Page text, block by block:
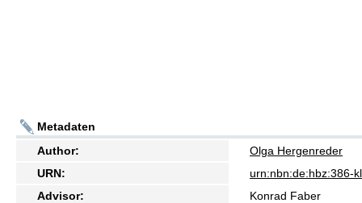
Metadaten
Author:
Olga Hergenreder
URN:
urn:nbn:de:hbz:386-
Advisor:
Konrad Faber